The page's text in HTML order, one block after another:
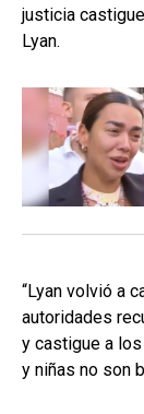
justicia
Lyan.
“Lyan volvió a
autoridades
y castigue a
y niñas no son